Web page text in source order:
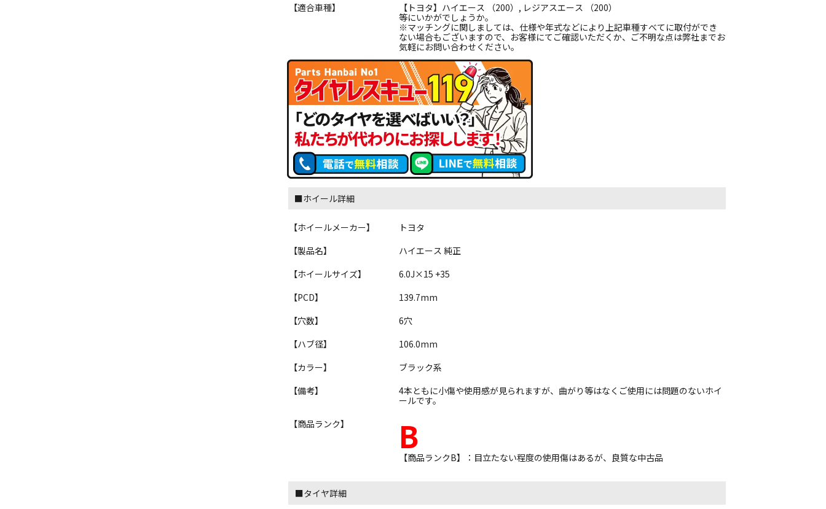
【適合車種】
【トヨタ】ハイエース （200）, レジアスエース （200）
等にいかがでしょうか。
※マッチングに関しましては、仕様や年式などにより上記車種すべてに取付ができ
ない場合もございますので、お客様にてご確認いただくか、ご不明な点は弊社までお
気軽にお問い合わせください。
■ホイール詳細
【ホイールメーカー】
トヨタ
【製品名】
ハイエース 純正
【ホイールサイズ】
6.0J×15 +35
【PCD】
139.7mm
【穴数】
6穴
【ハブ径】
106.0mm
【カラー】
ブラック系
【備考】
4本ともに小傷や使用感が見られますが、曲がり等はなくご使用には問題のないホイ
ールです。
【商品ランク】
B
【商品ランクB】：目立たない程度の使用傷はあるが、良質な中古品
■タイヤ詳細